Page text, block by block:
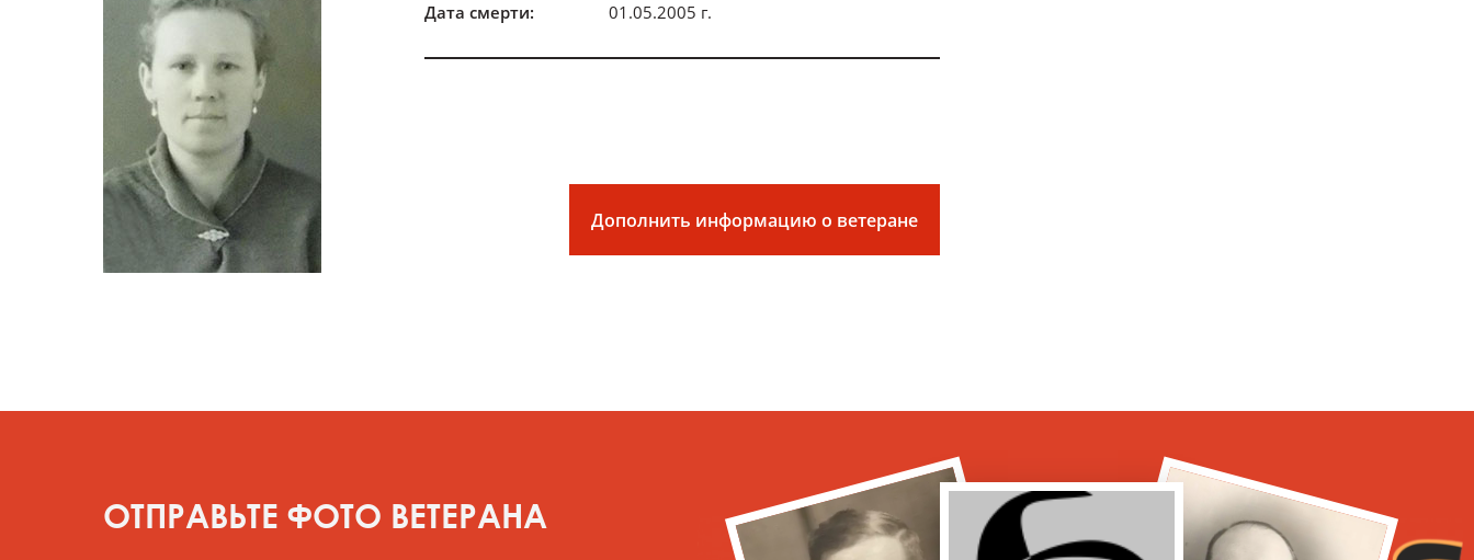
Дата смерти:
01.05.2005 г.
Дополнить информацию о ветеране
ОТПРАВЬТЕ ФОТО ВЕТЕРАНА